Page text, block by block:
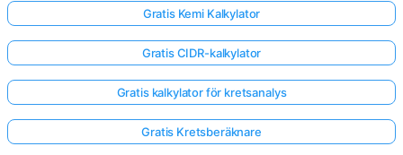
Gratis Kemi Kalkylator
Gratis CIDR-kalkylator
Gratis kalkylator för kretsanalys
Gratis Kretsberäknare